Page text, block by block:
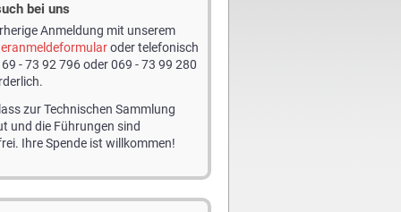
bei uns
Anmeldung mit unserem
oder telefonisch
- 73 92 796 oder 069 - 73 99 280
zur Technischen Sammlung
und die Führungen sind
Ihre Spende ist willkommen!